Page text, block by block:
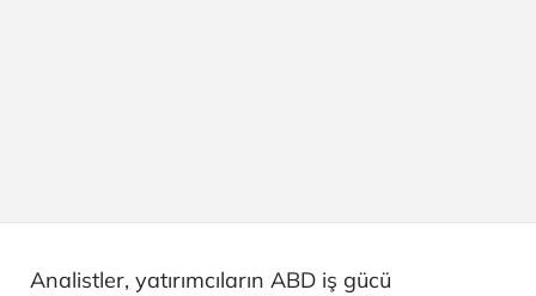
Analistler, yatırımcıların ABD iş gücü